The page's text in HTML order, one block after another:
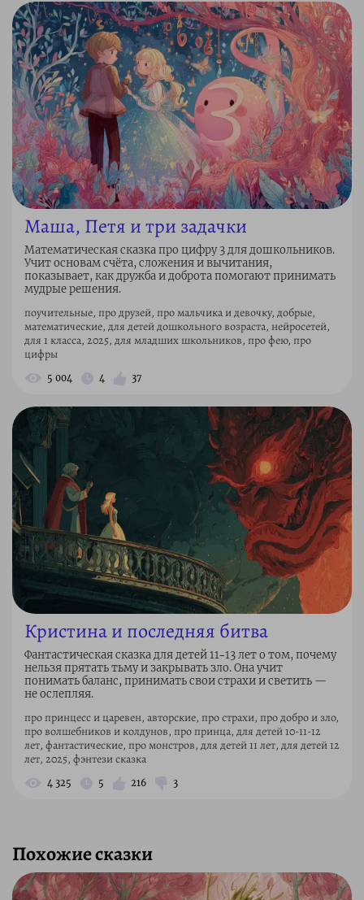
Маша, Петя и три задачки
Математическая сказка про цифру 3 для дошкольников.
Учит основам счёта, сложения и вычитания,
показывает, как дружба и доброта помогают принимать
мудрые решения.
поучительные, про друзей, про мальчика и девочку, добрые,
математические, для детей дошкольного возраста, нейросетей,
для 1 класса, 2025, для младших школьников, про фею, про
цифры
5 004 4 37
Кристина и последняя битва
Фантастическая сказка для детей 11–13 лет о том, почему
нельзя прятать тьму и закрывать зло. Она учит
понимать баланс, принимать свои страхи и светить —
не ослепляя.
про принцесс и царевен, авторские, про страхи, про добро и зло,
про волшебников и колдунов, про принца, для детей 10-11-12
лет, фантастические, про монстров, для детей 11 лет, для детей 12
лет, 2025, фэнтези сказка
4 325 5 216 3
Похожие сказки